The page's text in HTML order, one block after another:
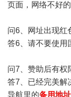
页面，网络不好
问6、网址出现红
答6、请不要使用
问7、赞助后有权
答7、已经完美解
导航里的备用地址